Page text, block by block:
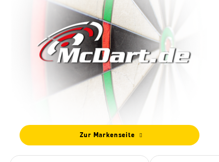
Zur Markenseite